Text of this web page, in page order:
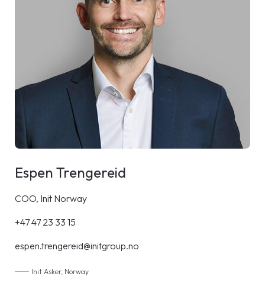
Espen Trengereid
COO, Init Norway
+47 47 23 33 15
espen.trengereid@initgroup.no
Init Asker, Norway